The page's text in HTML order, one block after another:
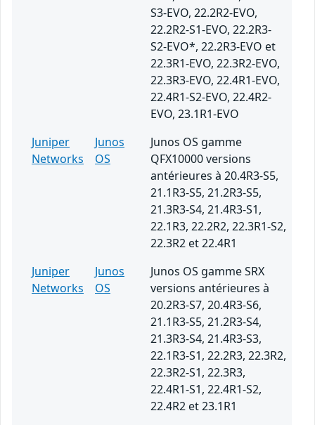
S3-EVO, 22.2R2-EVO,
22.2R2-S1-EVO, 22.2R3-
S2-EVO*, 22.2R3-EVO et
22.3R1-EVO, 22.3R2-EVO,
22.3R3-EVO, 22.4R1-EVO,
22.4R1-S2-EVO, 22.4R2-
EVO, 23.1R1-EVO
Juniper
Networks
Junos
OS
Junos OS gamme
QFX10000 versions
antérieures à 20.4R3-S5,
21.1R3-S5, 21.2R3-S5,
21.3R3-S4, 21.4R3-S1,
22.1R3, 22.2R2, 22.3R1-S2,
22.3R2 et 22.4R1
Juniper
Networks
Junos
OS
Junos OS gamme SRX
versions antérieures à
20.2R3-S7, 20.4R3-S6,
21.1R3-S5, 21.2R3-S4,
21.3R3-S4, 21.4R3-S3,
22.1R3-S1, 22.2R3, 22.3R2,
22.3R2-S1, 22.3R3,
22.4R1-S1, 22.4R1-S2,
22.4R2 et 23.1R1